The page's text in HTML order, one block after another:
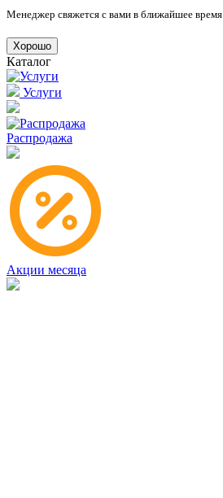
Менеджер свяжется с вами в ближайшее время
Хорошо
Каталог
Услуги
Распродажа
Акции месяца